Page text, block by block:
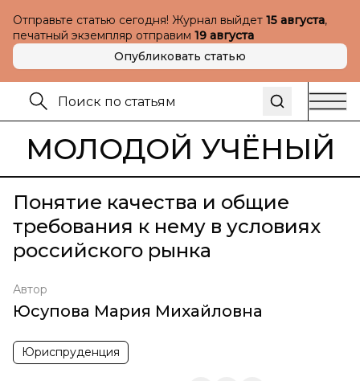
Отправьте статью сегодня! Журнал выйдет 15 августа,
печатный экземпляр отправим 19 августа
Опубликовать статью
МОЛОДОЙ УЧЁНЫЙ
Понятие качества и общие
требования к нему в условиях
российского рынка
Автор
Юсупова Мария Михайловна
Юриспруденция